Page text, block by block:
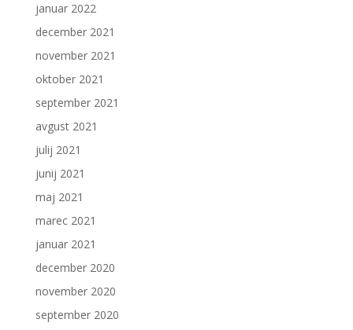
januar 2022
december 2021
november 2021
oktober 2021
september 2021
avgust 2021
julij 2021
junij 2021
maj 2021
marec 2021
januar 2021
december 2020
november 2020
september 2020